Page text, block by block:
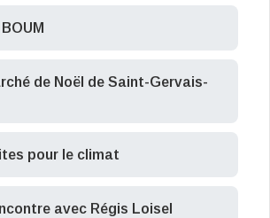
de Noël de Saint-Gervais-
pour le climat
avec Régis Loisel